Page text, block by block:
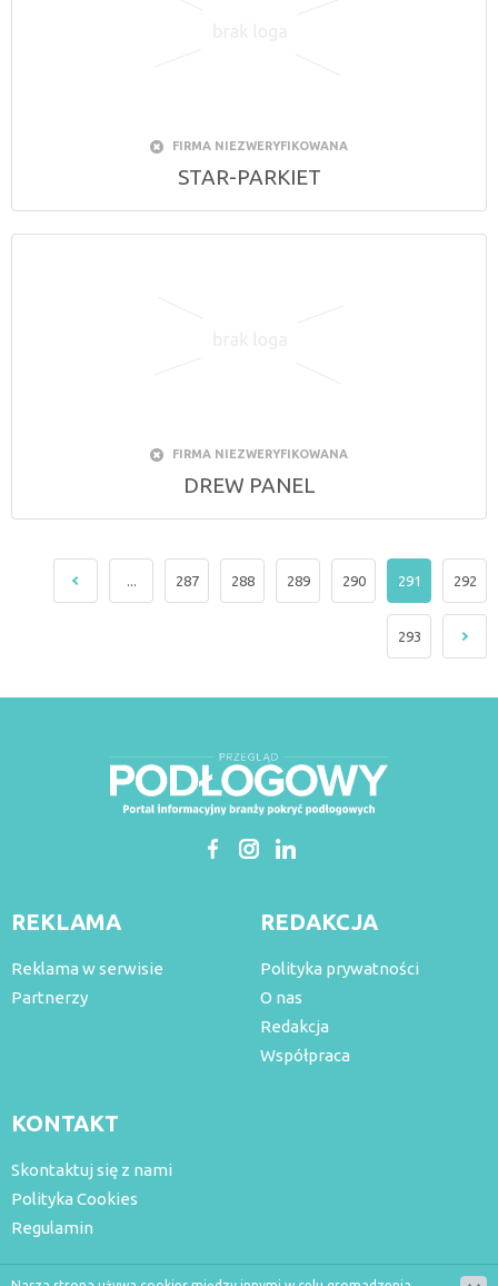
FIRMA NIEZWERYFIKOWANA
STAR-PARKIET
FIRMA NIEZWERYFIKOWANA
DREW PANEL
... 287 288 289 290 291 292
293
REKLAMA
Reklama w serwisie
Partnerzy
REDAKCJA
Polityka prywatności
O nas
Redakcja
Współpraca
KONTAKT
Skontaktuj się z nami
Polityka Cookies
Regulamin